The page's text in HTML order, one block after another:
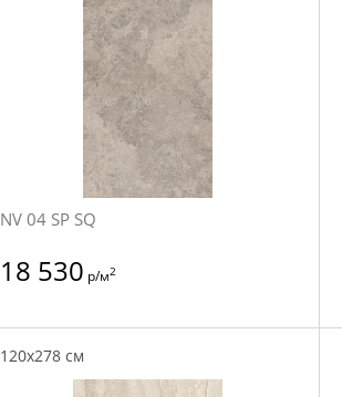
NV 04 SP SQ
18 530 р/м2
120x278 см